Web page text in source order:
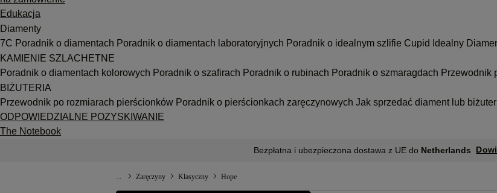
Edukacja
Diamenty
7C Poradnik o diamentach Poradnik o diamentach laboratoryjnych Poradnik o idealnym szlifie Cupid Idealny
KAMIENIE SZLACHETNE
Poradnik o diamentach kolorowych Poradnik o szafirach Poradnik o rubinach Poradnik o szmaragdach Przewodnik
BIŻUTERIA
Przewodnik po rozmiarach pierścionków Poradnik o pierścionkach zaręczynowych Jak sprzedać diament lub
ODPOWIEDZIALNE POZYSKIWANIE
The Notebook
Bezpłatna i ubezpieczona dostawa z UE do Netherlands
Zaręczyny Klasyczny Hope